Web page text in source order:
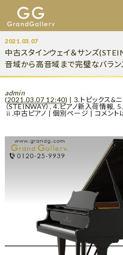
2021.03.07
中古スタインウェイ＆サンズ
音域から高音域まで完璧なバラン
admin
(2021.03.07 12:40) | 3.トピックス&
（STEINWAY）,4.ピアノ新入荷情報,
ⅱ.中古ピアノ |個別ページ | コメント